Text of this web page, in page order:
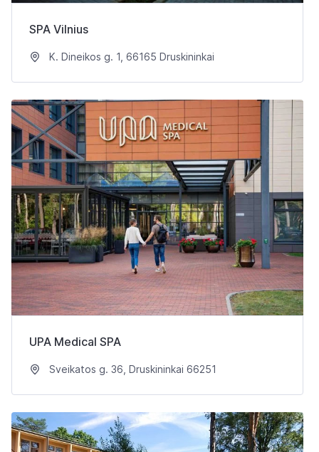
SPA Vilnius
K. Dineikos g. 1, 66165 Druskininkai
UPA Medical SPA
Sveikatos g. 36, Druskininkai 66251